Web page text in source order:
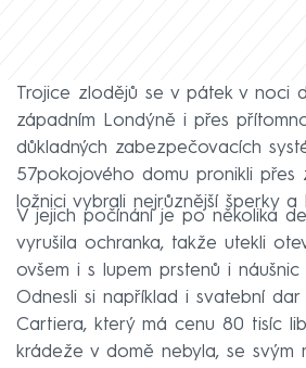
Trojice zlodějů se v pátek v noci
západním Londýně i přes
důkladných zabezpečovacích
57pokojového domu pronikli přes
ložnici vybrali nejrůznější šperky a
V jejich počínání je po několika
vyrušila ochranka, takže utekli
ovšem i s lupem prstenů i
Odnesli si například i svatební
Cartiera, který má cenu 80 tisíc
krádeže v domě nebyla, se svým